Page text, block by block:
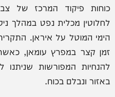
כוחות פיקוד המרכז של
לחלוטין מכלית נפט במהלך
הימי המוטל על איראן.
זמן קצר במפרץ עומאן,
להנחיות המפורשות שניתנו
באזור ונבלם בכוח.